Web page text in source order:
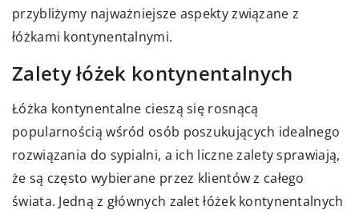
przybliżymy najważniejsze aspekty związane z
łóżkami kontynentalnymi.
Zalety łóżek kontynentalnych
Łóżka kontynentalne cieszą się rosnącą
popularnością wśród osób poszukujących idealnego
rozwiązania do sypialni, a ich liczne zalety sprawiają,
że są często wybierane przez klientów z całego
świata. Jedną z głównych zalet łóżek kontynentalnych